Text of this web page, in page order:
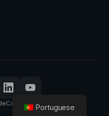
Condições
Portuguese